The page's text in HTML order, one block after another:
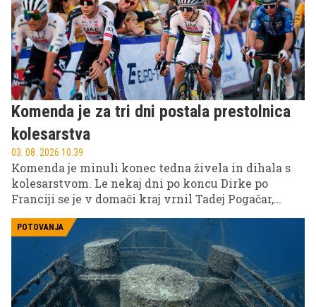
Komenda je za tri dni postala prestolnica
kolesarstva
03. 08. 2026 10.39
Komenda je minuli konec tedna živela in dihala s
kolesarstvom. Le nekaj dni po koncu Dirke po
Franciji se je v domači kraj vrnil Tadej Pogačar,
ustvarili tridnevni festival športa, druženja in
zabave, ki je v kraj privabil številne obiskovalce iz
vse Slovenije in tujine.
POTOVANJA